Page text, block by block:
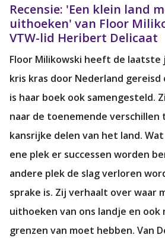
Recensie: 'Een klein land
uithoeken' van Floor
VTW-lid Heribert Delicaat
Floor Milikowski heeft de laatste
kris kras door Nederland gereisd
is haar boek ook samengesteld.
naar de toenemende verschillen
kansrijke delen van het land.
ene plek er successen worden
andere plek de slag verloren
sprake is. Zij verhaalt over waar
uithoeken van ons landje en ook
grenzen van moet hebben. Van